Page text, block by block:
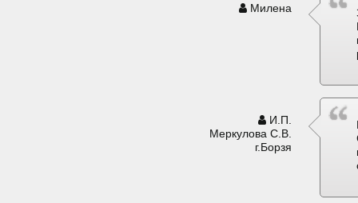
Милена
И.П.
Меркулова С.В.
г.Борзя